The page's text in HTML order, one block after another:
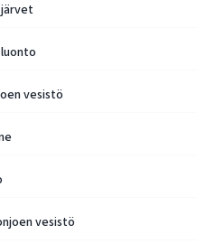
vesistö
vesistö